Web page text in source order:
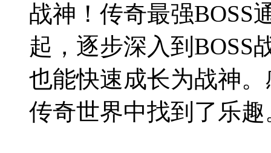
战神！传奇最强BOSS
起，逐步深入到BOSS
也能快速成长为战神
传奇世界中找到了乐趣